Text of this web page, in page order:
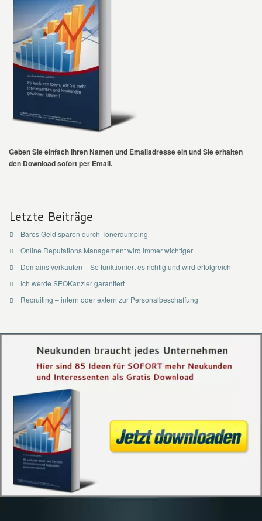
Geben Sie einfach Ihren Namen und Emailadresse ein und Sie erhalten
den Download sofort per Email.
Letzte Beiträge
Bares Geld sparen durch Tonerdumping
Online Reputations Management wird immer wichtiger
Domains verkaufen – So funktioniert es richtig und wird erfolgreich
Ich werde SEOKanzler garantiert
Recruiting – intern oder extern zur Personalbeschaffung